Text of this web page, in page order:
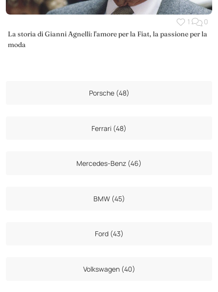
1 0
La storia di Gianni Agnelli: l'amore per la Fiat, la passione per la
moda
Porsche (48)
Ferrari (48)
Mercedes-Benz (46)
BMW (45)
Ford (43)
Volkswagen (40)